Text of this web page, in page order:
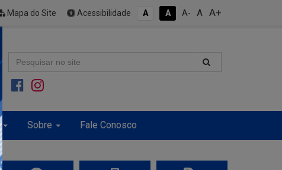
Mapa do Site Acessibilidade A A A- A A+
Sobre Fale Conosco